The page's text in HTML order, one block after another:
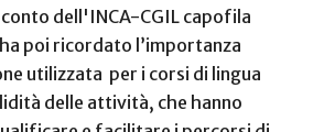
dell'INCA-CGIL capofila
poi ricordato l’importanza
utilizzata per i corsi di lingua
delle attività, che hanno